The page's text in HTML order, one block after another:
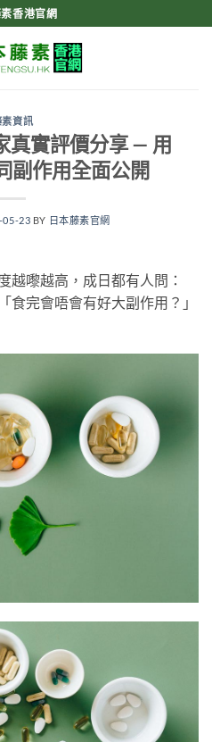
香港官網
素資訊
真實評價分享 — 用
副作用全面公開
05-23 BY 日本藤素官網
越嚟越高，成日都有人問：
食完會唔會有好大副作用？」